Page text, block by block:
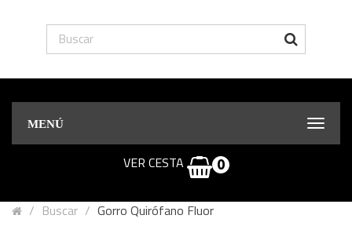
MENÚ
VER CESTA 0
Buscar Gorro Quirófano Fluor